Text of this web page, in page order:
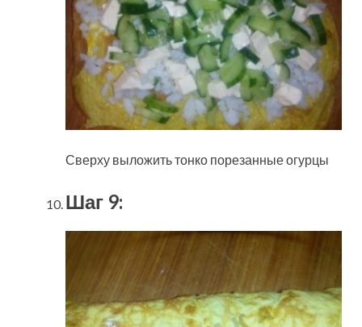
Сверху выложить тонко порезанные огурцы
Шаг 9: